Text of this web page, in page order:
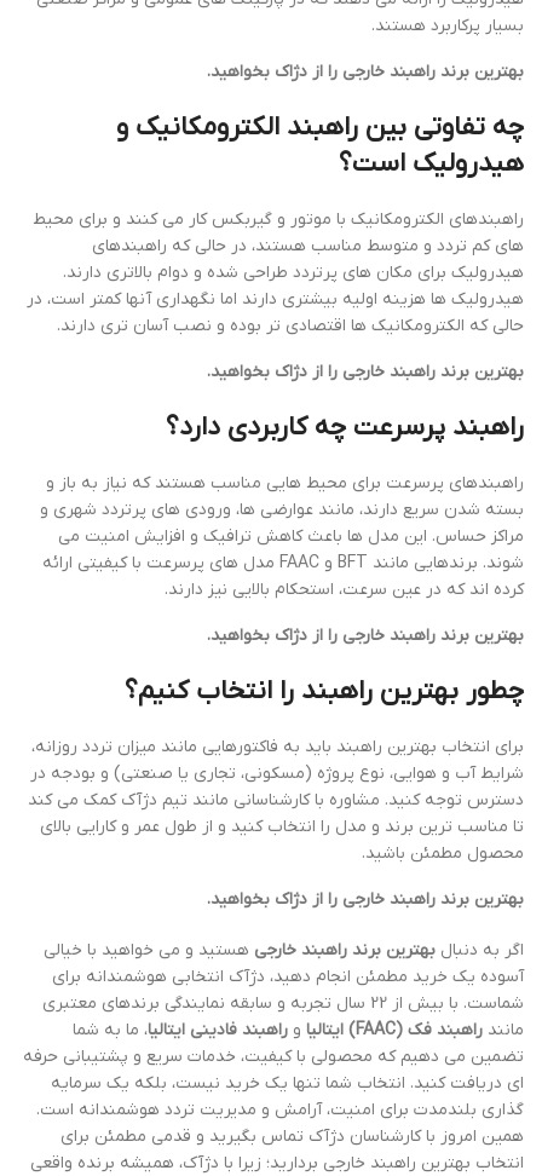
بسیار پرکاربرد هستند.
بهترین برند راهبند خارجی را از دژاک بخواهید.
چه تفاوتی بین راهبند الکترومکانیک و
هیدرولیک است؟
راهبندهای الکترومکانیک با موتور و گیربکس کار می کنند و برای محیط
های کم تردد و متوسط مناسب هستند، در حالی که راهبندهای
هیدرولیک برای مکان های پرتردد طراحی شده و دوام بالاتری دارند.
هیدرولیک ها هزینه اولیه بیشتری دارند اما نگهداری آنها کمتر است، در
حالی که الکترومکانیک ها اقتصادی تر بوده و نصب آسان تری دارند.
بهترین برند راهبند خارجی را از دژاک بخواهید.
راهبند پرسرعت چه کاربردی دارد؟
راهبندهای پرسرعت برای محیط هایی مناسب هستند که نیاز به باز و
بسته شدن سریع دارند، مانند عوارضی ها، ورودی های پرتردد شهری و
مراکز حساس. این مدل ها باعث کاهش ترافیک و افزایش امنیت می
شوند. برندهایی مانند BFT و FAAC مدل های پرسرعت با کیفیتی ارائه
کرده اند که در عین سرعت، استحکام بالایی نیز دارند.
بهترین برند راهبند خارجی را از دژاک بخواهید.
چطور بهترین راهبند را انتخاب کنیم؟
برای انتخاب بهترین راهبند باید به فاکتورهایی مانند میزان تردد روزانه،
شرایط آب و هوایی، نوع پروژه (مسکونی، تجاری یا صنعتی) و بودجه در
دسترس توجه کنید. مشاوره با کارشناسانی مانند تیم دژآک کمک می کند
تا مناسب ترین برند و مدل را انتخاب کنید و از طول عمر و کارایی بالای
محصول مطمئن باشید.
بهترین برند راهبند خارجی را از دژاک بخواهید.
اگر به دنبال بهترین برند راهبند خارجی هستید و می خواهید با خیالی
آسوده یک خرید مطمئن انجام دهید، دژآک انتخابی هوشمندانه برای
شماست. با بیش از 22 سال تجربه و سابقه نمایندگی برندهای معتبری
مانند راهبند فک (FAAC) ایتالیا و راهبند فادینی ایتالیا، ما به شما
تضمین می دهیم که محصولی با کیفیت، خدمات سریع و پشتیبانی حرفه
ای دریافت کنید. انتخاب شما تنها یک خرید نیست، بلکه یک سرمایه
گذاری بلندمدت برای امنیت، آرامش و مدیریت تردد هوشمندانه است.
همین امروز با کارشناسان دژآک تماس بگیرید و قدمی مطمئن برای
انتخاب بهترین راهبند خارجی بردارید؛ زیرا با دژآک، همیشه برنده واقعی